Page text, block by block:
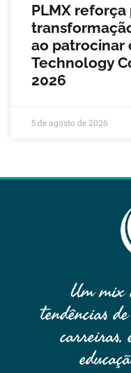
PLMX
ao patrocinar
Technology
2026
5 de agosto de 2026
Um mix
tendências
carreiras,